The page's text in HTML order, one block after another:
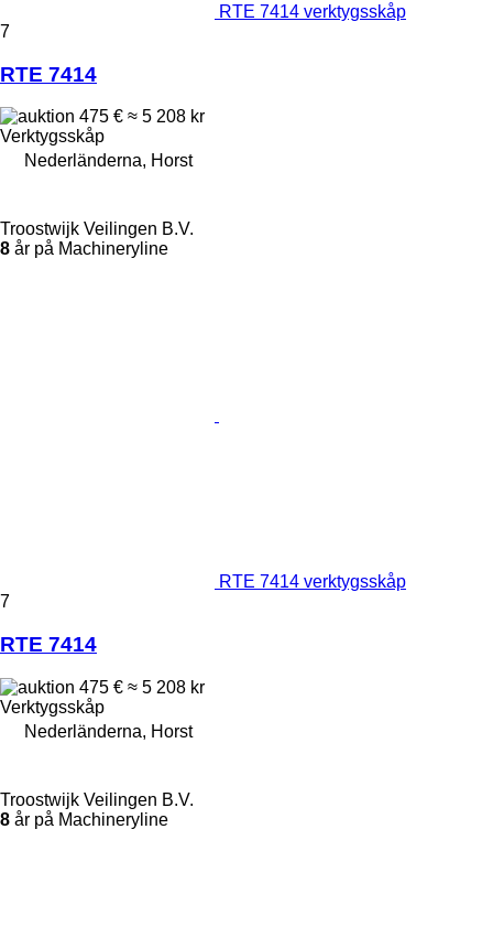
RTE 7414 verktygsskåp
7
RTE 7414
475 € ≈ 5 208 kr
Verktygsskåp
Nederländerna, Horst
Troostwijk Veilingen B.V.
8 år på Machineryline
RTE 7414 verktygsskåp
7
RTE 7414
475 € ≈ 5 208 kr
Verktygsskåp
Nederländerna, Horst
Troostwijk Veilingen B.V.
8 år på Machineryline